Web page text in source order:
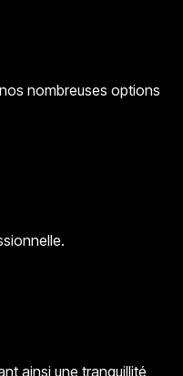
nombreuses options
ainsi une tranquillité